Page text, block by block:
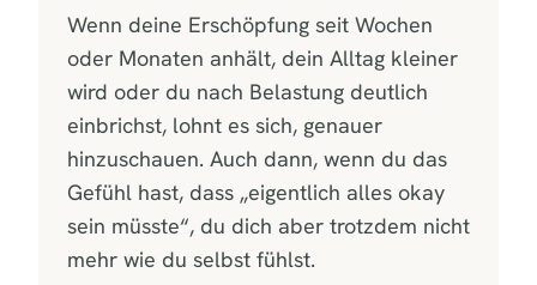
Wenn deine Erschöpfung seit Wochen
oder Monaten anhält, dein Alltag kleiner
wird oder du nach Belastung deutlich
einbrichst, lohnt es sich, genauer
hinzuschauen. Auch dann, wenn du das
Gefühl hast, dass „eigentlich alles okay
sein müsste“, du dich aber trotzdem nicht
mehr wie du selbst fühlst.